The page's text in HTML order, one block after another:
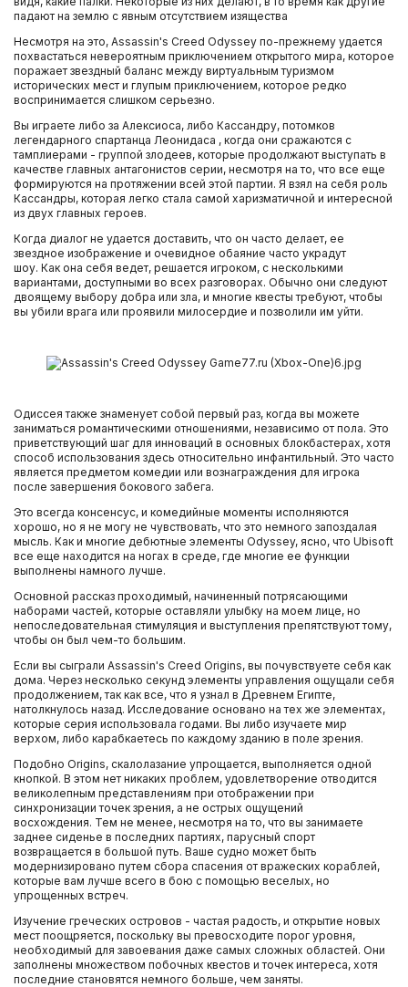
падают на землю с явным отсутствием изящества
Несмотря на это, Assassin's Creed Odyssey по-прежнему удается
похвастаться невероятным приключением открытого мира, которое
поражает звездный баланс между виртуальным туризмом
исторических мест и глупым приключением, которое редко
воспринимается слишком серьезно.
Вы играете либо за Алексиоса, либо Кассандру, потомков
легендарного спартанца Леонидаса , когда они сражаются с
тамплиерами - группой злодеев, которые продолжают выступать в
качестве главных антагонистов серии, несмотря на то, что все еще
формируются на протяжении всей этой партии. Я взял на себя роль
Кассандры, которая легко стала самой харизматичной и интересной
из двух главных героев.
Когда диалог не удается доставить, что он часто делает, ее
звездное изображение и очевидное обаяние часто украдут
шоу. Как она себя ведет, решается игроком, с несколькими
вариантами, доступными во всех разговорах. Обычно они следуют
двоящему выбору добра или зла, и многие квесты требуют, чтобы
вы убили врага или проявили милосердие и позволили им уйти.
Одиссея также знаменует собой первый раз, когда вы можете
заниматься романтическими отношениями, независимо от пола. Это
приветствующий шаг для инноваций в основных блокбастерах, хотя
способ использования здесь относительно инфантильный. Это часто
является предметом комедии или вознаграждения для игрока
после завершения бокового забега.
Это всегда консенсус, и комедийные моменты исполняются
хорошо, но я не могу не чувствовать, что это немного запоздалая
мысль. Как и многие дебютные элементы Odyssey, ясно, что Ubisoft
все еще находится на ногах в среде, где многие ее функции
выполнены намного лучше.
Основной рассказ проходимый, начиненный потрясающими
наборами частей, которые оставляли улыбку на моем лице, но
непоследовательная стимуляция и выступления препятствуют тому,
чтобы он был чем-то большим.
Если вы сыграли Assassin's Creed Origins, вы почувствуете себя как
дома. Через несколько секунд элементы управления ощущали себя
продолжением, так как все, что я узнал в Древнем Египте,
натолкнулось назад. Исследование основано на тех же элементах,
которые серия использовала годами. Вы либо изучаете мир
верхом, либо карабкаетесь по каждому зданию в поле зрения.
Подобно Origins, скалолазание упрощается, выполняется одной
кнопкой. В этом нет никаких проблем, удовлетворение отводится
великолепным представлениям при отображении при
синхронизации точек зрения, а не острых ощущений
восхождения. Тем не менее, несмотря на то, что вы занимаете
заднее сиденье в последних партиях, парусный спорт
возвращается в большой путь. Ваше судно может быть
модернизировано путем сбора спасения от вражеских кораблей,
которые вам лучше всего в бою с помощью веселых, но
упрощенных встреч.
Изучение греческих островов - частая радость, и открытие новых
мест поощряется, поскольку вы превосходите порог уровня,
необходимый для завоевания даже самых сложных областей. Они
заполнены множеством побочных квестов и точек интереса, хотя
последние становятся немного больше, чем заняты.